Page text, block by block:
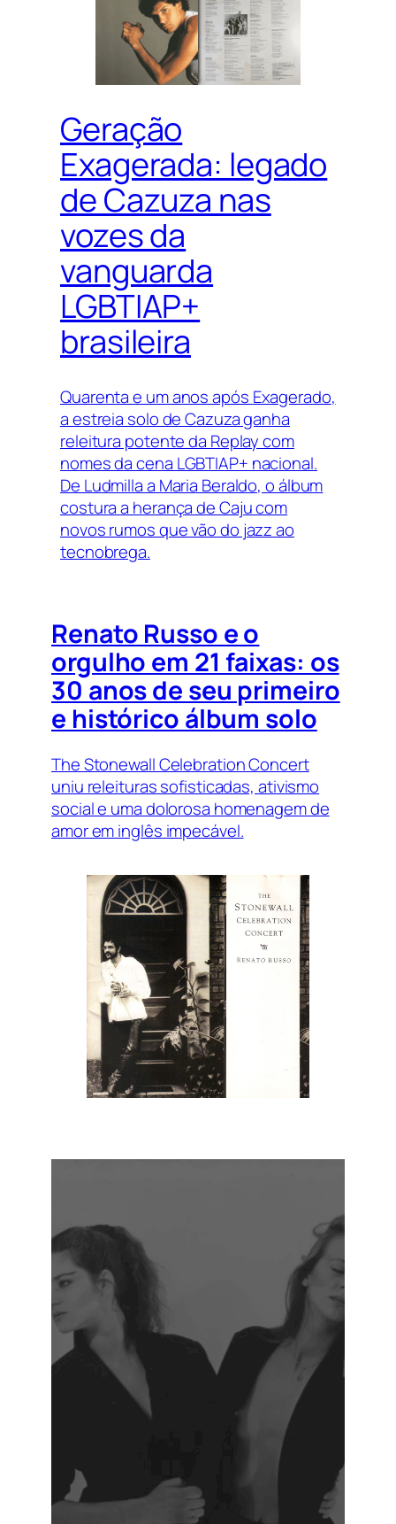
Geração
Exagerada: legado
de Cazuza nas
vozes da
vanguarda
LGBTIAP+
brasileira
Quarenta e um anos após Exagerado,
a estreia solo de Cazuza ganha
releitura potente da Replay com
nomes da cena LGBTIAP+ nacional.
De Ludmilla a Maria Beraldo, o álbum
costura a herança de Caju com
novos rumos que vão do jazz ao
tecnobrega.
Renato Russo e o
orgulho em 21 faixas: os
30 anos de seu primeiro
e histórico álbum solo
The Stonewall Celebration Concert
uniu releituras sofisticadas, ativismo
social e uma dolorosa homenagem de
amor em inglês impecável.